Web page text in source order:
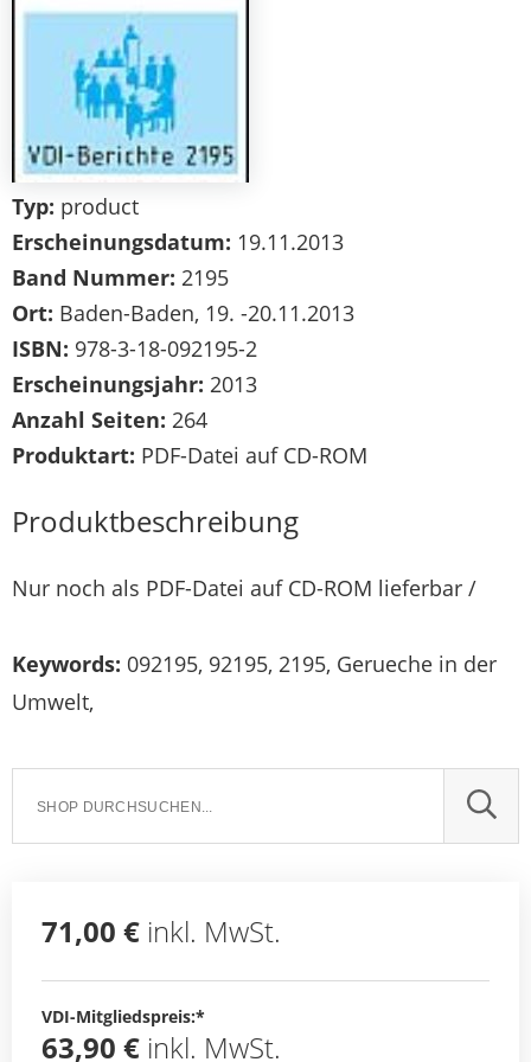
Typ: product
Erscheinungsdatum: 19.11.2013
Band Nummer: 2195
Ort: Baden-Baden, 19. -20.11.2013
ISBN: 978-3-18-092195-2
Erscheinungsjahr: 2013
Anzahl Seiten: 264
Produktart: PDF-Datei auf CD-ROM
Produktbeschreibung
Nur noch als PDF-Datei auf CD-ROM lieferbar /
Keywords: 092195, 92195, 2195, Gerueche in der
Umwelt,
71,00 € inkl. MwSt.
VDI-Mitgliedspreis:*
63,90 € inkl. MwSt.